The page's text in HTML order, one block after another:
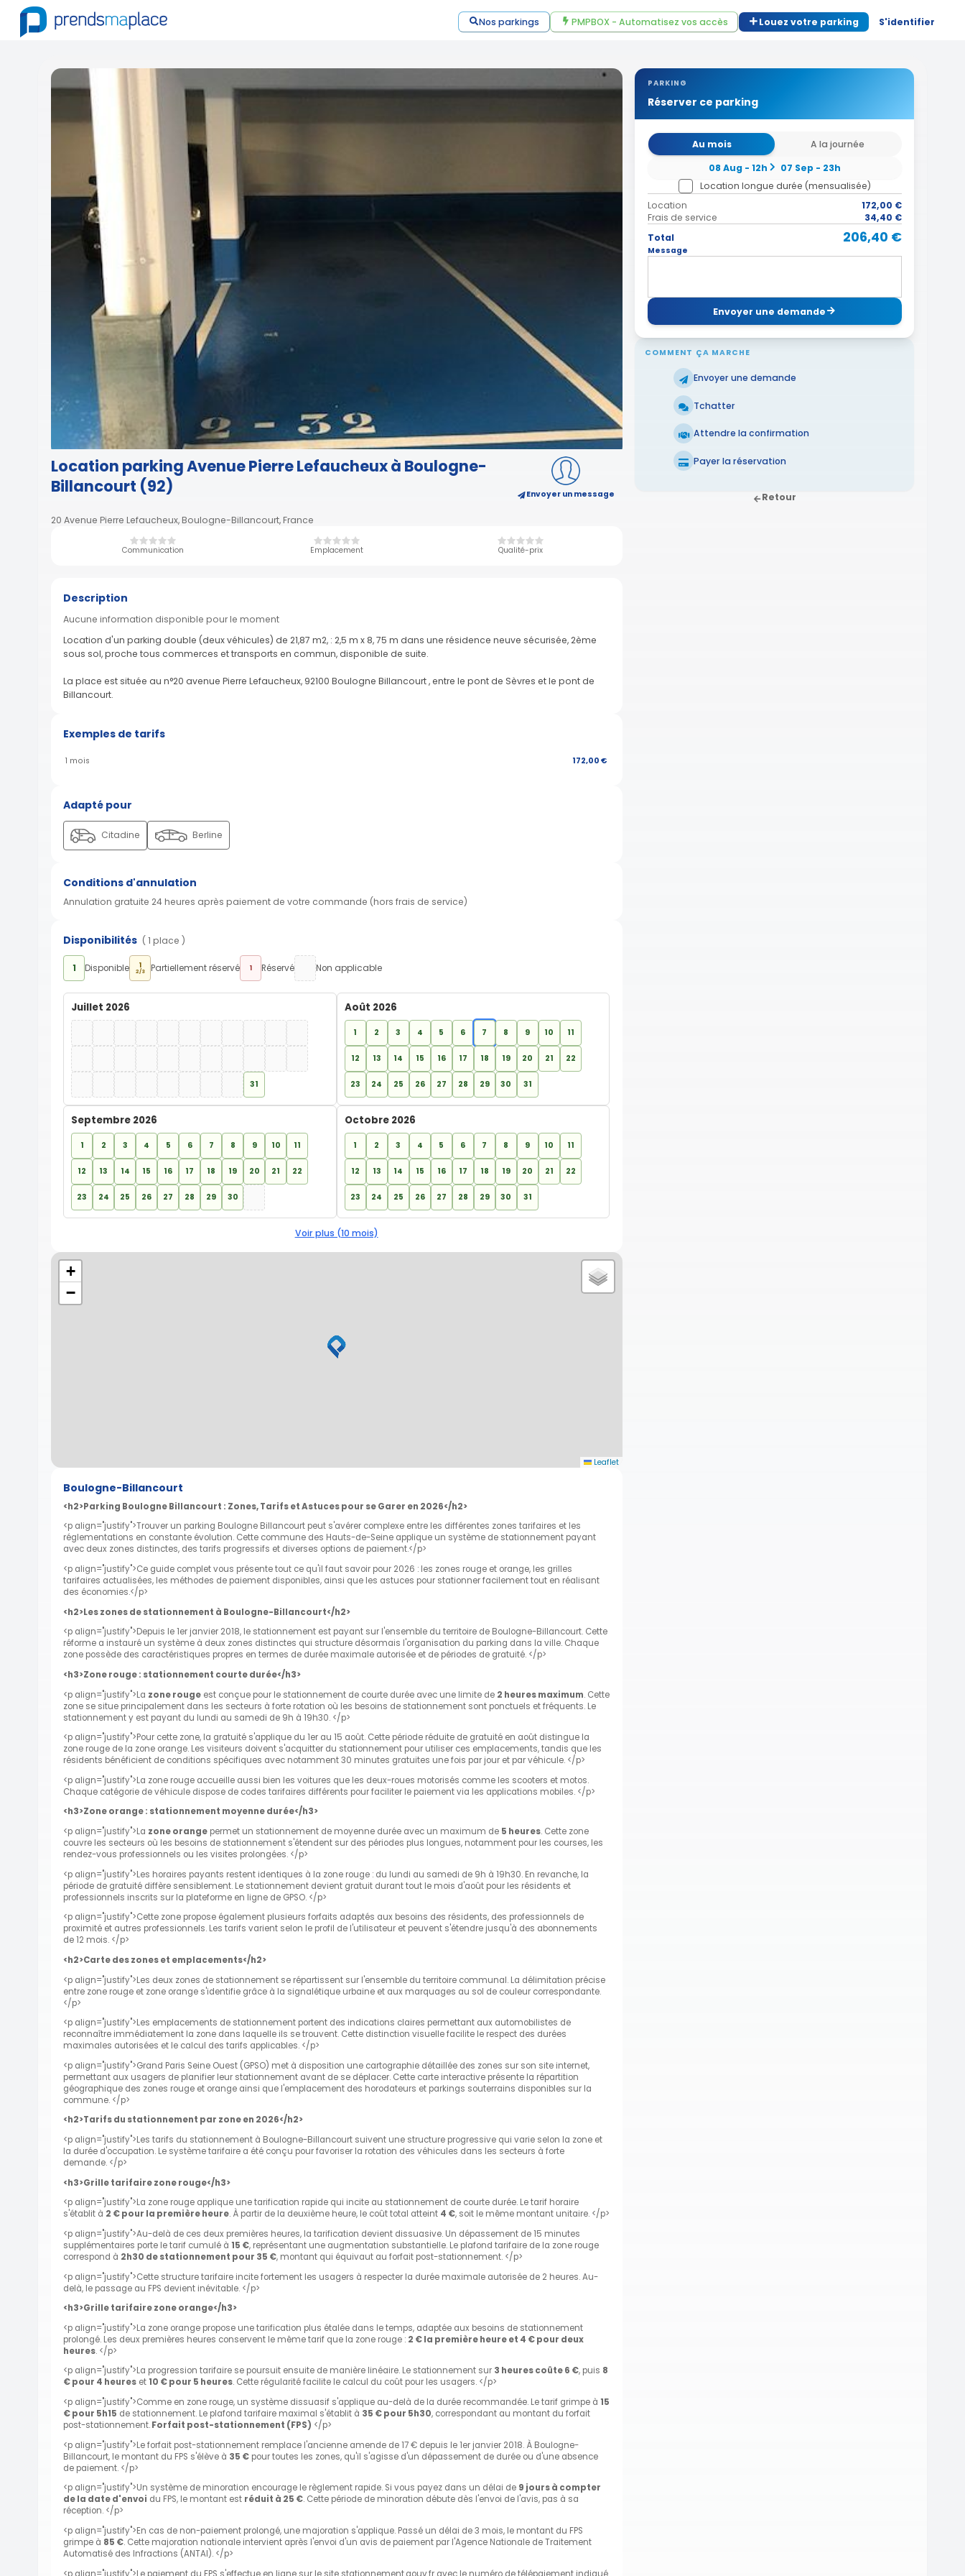
Nos parkings PMPBOX - Automatisez vos accès Louez votre parking S'identifier
Location parking Avenue Pierre Lefaucheux à Boulogne-
Billancourt (92)
20 Avenue Pierre Lefaucheux, Boulogne-Billancourt, France
Envoyer un message
Communication Emplacement Qualité-prix
PARKING
Réserver ce parking
Au mois
A la journée
08 Aug - 12h
07 Sep - 23h
Location longue durée (mensualisée)
Location
172,00 €
Frais de service
34,40 €
Total
206,40 €
Message
Envoyer une demande
COMMENT ÇA MARCHE
Envoyer une demande
Tchatter
Attendre la confirmation
Payer la réservation
Retour
Description
Aucune information disponible pour le moment
Location d'un parking double (deux véhicules) de 21,87 m2, : 2,5 m x 8, 75 m dans une résidence neuve sécurisée, 2ème
sous sol, proche tous commerces et transports en commun, disponible de suite.
La place est située au n°20 avenue Pierre Lefaucheux, 92100 Boulogne Billancourt , entre le pont de Sèvres et le pont de
Billancourt.
Exemples de tarifs
1 mois 172,00 €
Adapté pour
Citadine Berline
Conditions d'annulation
Annulation gratuite 24 heures après paiement de votre commande (hors frais de service)
Disponibilités ( 1 place )
1 Disponible 1
2/3 Partiellement réservé 1 Réservé Non applicable
Juillet 2026
31
Août 2026
1 2 3 4 5 6 7 8 9 10 11
12 13 14 15 16 17 18 19 20 21 22
23 24 25 26 27 28 29 30 31
Septembre 2026
1 2 3 4 5 6 7 8 9 10 11
12 13 14 15 16 17 18 19 20 21 22
23 24 25 26 27 28 29 30
Octobre 2026
1 2 3 4 5 6 7 8 9 10 11
12 13 14 15 16 17 18 19 20 21 22
23 24 25 26 27 28 29 30 31
Voir plus (10 mois)
+
−
Leaflet
Boulogne-Billancourt
<h2>Parking Boulogne Billancourt : Zones, Tarifs et Astuces pour se Garer en 2026</h2>
<p align="justify">Trouver un parking Boulogne Billancourt peut s'avérer complexe entre les différentes zones tarifaires et les
réglementations en constante évolution. Cette commune des Hauts-de-Seine applique un système de stationnement payant
avec deux zones distinctes, des tarifs progressifs et diverses options de paiement.</p>
<p align="justify">Ce guide complet vous présente tout ce qu'il faut savoir pour 2026 : les zones rouge et orange, les grilles
tarifaires actualisées, les méthodes de paiement disponibles, ainsi que les astuces pour stationner facilement tout en réalisant
des économies.</p>
<h2>Les zones de stationnement à Boulogne-Billancourt</h2>
<p align="justify">Depuis le 1er janvier 2018, le stationnement est payant sur l'ensemble du territoire de Boulogne-Billancourt. Cette
réforme a instauré un système à deux zones distinctes qui structure désormais l'organisation du parking dans la ville. Chaque
zone possède des caractéristiques propres en termes de durée maximale autorisée et de périodes de gratuité. </p>
<h3>Zone rouge : stationnement courte durée</h3>
<p align="justify">La zone rouge est conçue pour le stationnement de courte durée avec une limite de 2 heures maximum. Cette
zone se situe principalement dans les secteurs à forte rotation où les besoins de stationnement sont ponctuels et fréquents. Le
stationnement y est payant du lundi au samedi de 9h à 19h30. </p>
<p align="justify">Pour cette zone, la gratuité s'applique du 1er au 15 août. Cette période réduite de gratuité en août distingue la
zone rouge de la zone orange. Les visiteurs doivent s'acquitter du stationnement pour utiliser ces emplacements, tandis que les
résidents bénéficient de conditions spécifiques avec notamment 30 minutes gratuites une fois par jour et par véhicule. </p>
<p align="justify">La zone rouge accueille aussi bien les voitures que les deux-roues motorisés comme les scooters et motos.
Chaque catégorie de véhicule dispose de codes tarifaires différents pour faciliter le paiement via les applications mobiles. </p>
<h3>Zone orange : stationnement moyenne durée</h3>
<p align="justify">La zone orange permet un stationnement de moyenne durée avec un maximum de 5 heures. Cette zone
couvre les secteurs où les besoins de stationnement s'étendent sur des périodes plus longues, notamment pour les courses, les
rendez-vous professionnels ou les visites prolongées. </p>
<p align="justify">Les horaires payants restent identiques à la zone rouge : du lundi au samedi de 9h à 19h30. En revanche, la
période de gratuité diffère sensiblement. Le stationnement devient gratuit durant tout le mois d'août pour les résidents et
professionnels inscrits sur la plateforme en ligne de GPSO. </p>
<p align="justify">Cette zone propose également plusieurs forfaits adaptés aux besoins des résidents, des professionnels de
proximité et autres professionnels. Les tarifs varient selon le profil de l'utilisateur et peuvent s'étendre jusqu'à des abonnements
de 12 mois. </p>
<h2>Carte des zones et emplacements</h2>
<p align="justify">Les deux zones de stationnement se répartissent sur l'ensemble du territoire communal. La délimitation précise
entre zone rouge et zone orange s'identifie grâce à la signalétique urbaine et aux marquages au sol de couleur correspondante.
</p>
<p align="justify">Les emplacements de stationnement portent des indications claires permettant aux automobilistes de
reconnaître immédiatement la zone dans laquelle ils se trouvent. Cette distinction visuelle facilite le respect des durées
maximales autorisées et le calcul des tarifs applicables. </p>
<p align="justify">Grand Paris Seine Ouest (GPSO) met à disposition une cartographie détaillée des zones sur son site internet,
permettant aux usagers de planifier leur stationnement avant de se déplacer. Cette carte interactive présente la répartition
géographique des zones rouge et orange ainsi que l'emplacement des horodateurs et parkings souterrains disponibles sur la
commune. </p>
<h2>Tarifs du stationnement par zone en 2026</h2>
<p align="justify">Les tarifs du stationnement à Boulogne-Billancourt suivent une structure progressive qui varie selon la zone et
la durée d'occupation. Le système tarifaire a été conçu pour favoriser la rotation des véhicules dans les secteurs à forte
demande. </p>
<h3>Grille tarifaire zone rouge</h3>
<p align="justify">La zone rouge applique une tarification rapide qui incite au stationnement de courte durée. Le tarif horaire
s'établit à 2 € pour la première heure. À partir de la deuxième heure, le coût total atteint 4 €, soit le même montant unitaire. </p>
<p align="justify">Au-delà de ces deux premières heures, la tarification devient dissuasive. Un dépassement de 15 minutes
supplémentaires porte le tarif cumulé à 15 €, représentant une augmentation substantielle. Le plafond tarifaire de la zone rouge
correspond à 2h30 de stationnement pour 35 €, montant qui équivaut au forfait post-stationnement. </p>
<p align="justify">Cette structure tarifaire incite fortement les usagers à respecter la durée maximale autorisée de 2 heures. Au-
delà, le passage au FPS devient inévitable. </p>
<h3>Grille tarifaire zone orange</h3>
<p align="justify">La zone orange propose une tarification plus étalée dans le temps, adaptée aux besoins de stationnement
prolongé. Les deux premières heures conservent le même tarif que la zone rouge : 2 € la première heure et 4 € pour deux
heures. </p>
<p align="justify">La progression tarifaire se poursuit ensuite de manière linéaire. Le stationnement sur 3 heures coûte 6 €, puis 8
€ pour 4 heures et10 € pour 5 heures. Cette régularité facilite le calcul du coût pour les usagers. </p>
<p align="justify">Comme en zone rouge, un système dissuasif s'applique au-delà de la durée recommandée. Le tarif grimpe à 15
€ pour 5h15 de stationnement. Le plafond tarifaire maximal s'établit à 35 € pour 5h30, correspondant au montant du forfait
post-stationnement.Forfait post-stationnement (FPS) </p>
<p align="justify">Le forfait post-stationnement remplace l'ancienne amende de 17 € depuis le 1er janvier 2018. À Boulogne-
Billancourt, le montant du FPS s'élève à 35 € pour toutes les zones, qu'il s'agisse d'un dépassement de durée ou d'une absence
de paiement. </p>
<p align="justify">Un système de minoration encourage le règlement rapide. Si vous payez dans un délai de 9 jours à compter
de la date d'envoi du FPS, le montant est réduit à 25 €. Cette période de minoration débute dès l'envoi de l'avis, pas à sa
réception. </p>
<p align="justify">En cas de non-paiement prolongé, une majoration s'applique. Passé un délai de 3 mois, le montant du FPS
grimpe à 85 €. Cette majoration nationale intervient après l'envoi d'un avis de paiement par l'Agence Nationale de Traitement
Automatisé des Infractions (ANTAI). </p>
<p align="justify">Le paiement du FPS s'effectue en ligne sur le site stationnement.gouv.fr avec le numéro de télépaiement indiqué